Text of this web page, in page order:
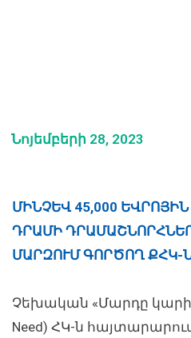
Նոյեմբերի 28, 2023
ՄԻՆՉԵՎ 45,000
ԴՐԱՄԻ
ՄԱՐԶՈՒՄ ԳՈՐԾՈՂ ՔՀԿ-
Չեխական «Մարդը
Need) ՀԿ-ն